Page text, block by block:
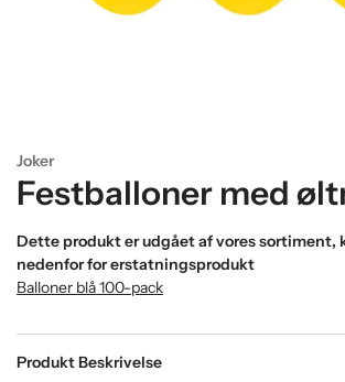
Joker
Festballoner med
Dette produkt er udgået af vores sortiment,
nedenfor for erstatningsprodukt
Balloner blå 100-pack
Produkt Beskrivelse